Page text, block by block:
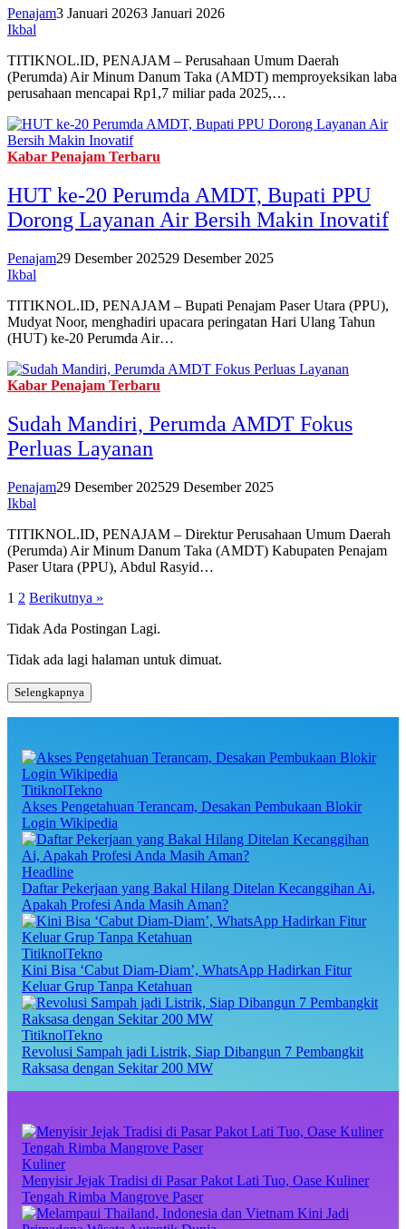
Penajam3 Januari 20263 Januari 2026
Ikbal
TITIKNOL.ID, PENAJAM – Perusahaan Umum Daerah
(Perumda) Air Minum Danum Taka (AMDT) memproyeksikan laba
perusahaan mencapai Rp1,7 miliar pada 2025,…
Kabar Penajam Terbaru
HUT ke-20 Perumda AMDT, Bupati PPU
Dorong Layanan Air Bersih Makin Inovatif‎
Penajam29 Desember 202529 Desember 2025
Ikbal
TITIKNOL.ID, PENAJAM – Bupati Penajam Paser Utara (PPU),
Mudyat Noor, menghadiri upacara peringatan Hari Ulang Tahun
(HUT) ke-20 Perumda Air…
Kabar Penajam Terbaru
Sudah Mandiri, Perumda AMDT Fokus
Perluas Layanan
Penajam29 Desember 202529 Desember 2025
Ikbal
TITIKNOL.ID, PENAJAM – Direktur Perusahaan Umum Daerah
(Perumda) Air Minum Danum Taka (AMDT) Kabupaten Penajam
Paser Utara (PPU), Abdul Rasyid…
Paginasi
pos
1 2 Berikutnya »
Tidak Ada Postingan Lagi.
Tidak ada lagi halaman untuk dimuat.
Selengkapnya
TitiknolTekno
Akses Pengetahuan Terancam, Desakan Pembukaan Blokir
Login Wikipedia
Headline
Daftar Pekerjaan yang Bakal Hilang Ditelan Kecanggihan Ai,
Apakah Profesi Anda Masih Aman?
TitiknolTekno
Kini Bisa ‘Cabut Diam-Diam’, WhatsApp Hadirkan Fitur
Keluar Grup Tanpa Ketahuan
TitiknolTekno
Revolusi Sampah jadi Listrik, Siap Dibangun 7 Pembangkit
Raksasa dengan Sekitar 200 MW
Kuliner
Menyisir Jejak Tradisi di Pasar Pakot Lati Tuo, Oase Kuliner
Tengah Rimba Mangrove Paser